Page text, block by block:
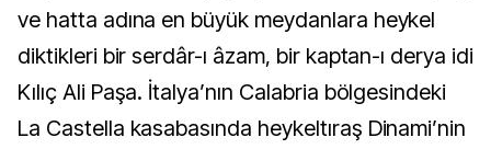
ve hatta adına en büyük meydanlara heykel
diktikleri bir serdâr-ı âzam, bir kaptan-ı derya idi
Kılıç Ali Paşa. İtalya’nın Calabria bölgesindeki
La Castella kasabasında heykeltıraş Dinami’nin